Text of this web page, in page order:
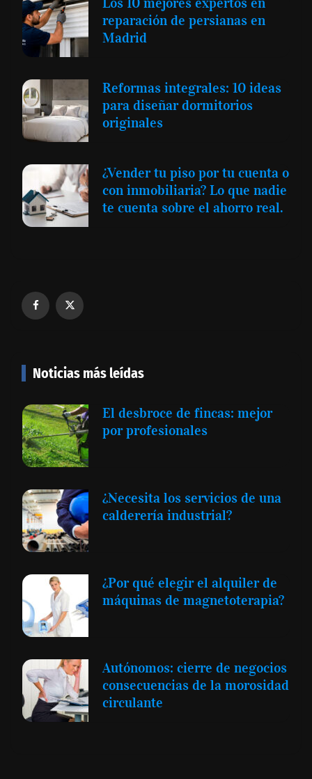
reparación de persianas en
Madrid
Reformas integrales: 10 ideas
para diseñar dormitorios
originales
¿Vender tu piso por tu cuenta o
con inmobiliaria? Lo que nadie
te cuenta sobre el ahorro real.
Noticias más leídas
El desbroce de fincas: mejor
por profesionales
¿Necesita los servicios de una
calderería industrial?
¿Por qué elegir el alquiler de
máquinas de magnetoterapia?
Autónomos: cierre de negocios
consecuencias de la morosidad
circulante